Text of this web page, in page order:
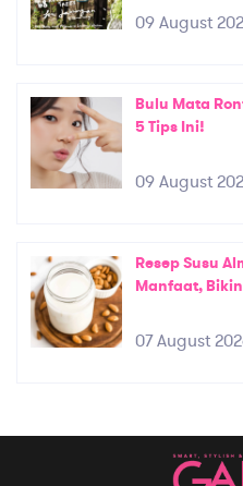
09 August
Bulu Mata
5 Tips Ini!
09 August
Resep Susu
Manfaat,
07 August